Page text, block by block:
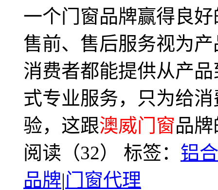
一个门窗品牌赢得良
售前、售后服务视为
消费者都能提供从产
式专业服务，只为给
验，这跟澳威门窗品
阅读（32） 标签： 铝
品牌|门窗代理